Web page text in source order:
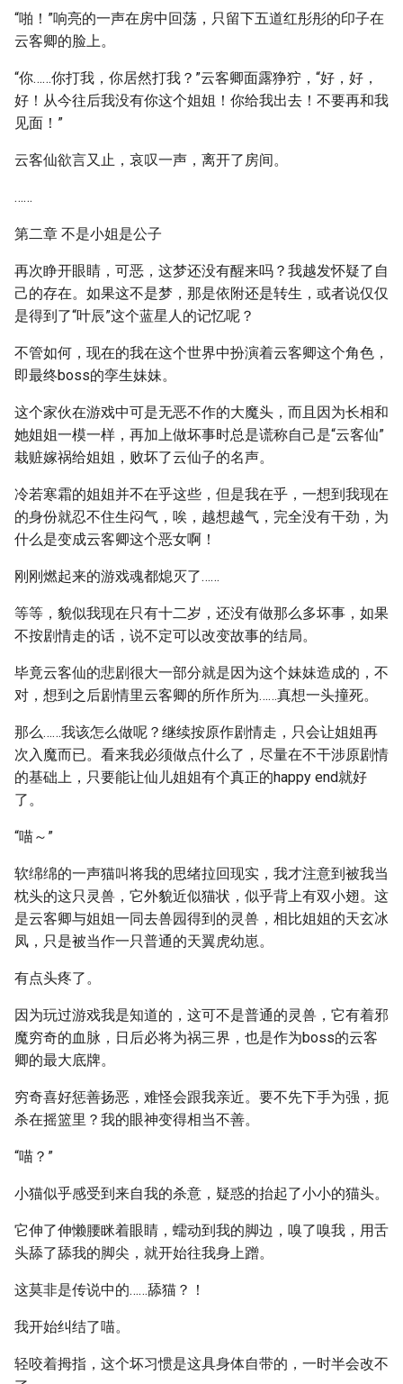
“啪！”响亮的一声在房中回荡，只留下五道红彤彤的印子在
云客卿的脸上。
“你……你打我，你居然打我？”云客卿面露狰狞，“好，好，
好！从今往后我没有你这个姐姐！你给我出去！不要再和我
见面！”
云客仙欲言又止，哀叹一声，离开了房间。
……
第二章 不是小姐是公子
再次睁开眼睛，可恶，这梦还没有醒来吗？我越发怀疑了自
己的存在。如果这不是梦，那是依附还是转生，或者说仅仅
是得到了“叶辰”这个蓝星人的记忆呢？
不管如何，现在的我在这个世界中扮演着云客卿这个角色，
即最终boss的孪生妹妹。
这个家伙在游戏中可是无恶不作的大魔头，而且因为长相和
她姐姐一模一样，再加上做坏事时总是谎称自己是“云客仙”
栽赃嫁祸给姐姐，败坏了云仙子的名声。
冷若寒霜的姐姐并不在乎这些，但是我在乎，一想到我现在
的身份就忍不住生闷气，唉，越想越气，完全没有干劲，为
什么是变成云客卿这个恶女啊！
刚刚燃起来的游戏魂都熄灭了……
等等，貌似我现在只有十二岁，还没有做那么多坏事，如果
不按剧情走的话，说不定可以改变故事的结局。
毕竟云客仙的悲剧很大一部分就是因为这个妹妹造成的，不
对，想到之后剧情里云客卿的所作所为……真想一头撞死。
那么……我该怎么做呢？继续按原作剧情走，只会让姐姐再
次入魔而已。看来我必须做点什么了，尽量在不干涉原剧情
的基础上，只要能让仙儿姐姐有个真正的happy end就好
了。
“喵～”
软绵绵的一声猫叫将我的思绪拉回现实，我才注意到被我当
枕头的这只灵兽，它外貌近似猫状，似乎背上有双小翅。这
是云客卿与姐姐一同去兽园得到的灵兽，相比姐姐的天玄冰
凤，只是被当作一只普通的天翼虎幼崽。
有点头疼了。
因为玩过游戏我是知道的，这可不是普通的灵兽，它有着邪
魔穷奇的血脉，日后必将为祸三界，也是作为boss的云客
卿的最大底牌。
穷奇喜好惩善扬恶，难怪会跟我亲近。要不先下手为强，扼
杀在摇篮里？我的眼神变得相当不善。
“喵？”
小猫似乎感受到来自我的杀意，疑惑的抬起了小小的猫头。
它伸了伸懒腰眯着眼睛，蠕动到我的脚边，嗅了嗅我，用舌
头舔了舔我的脚尖，就开始往我身上蹭。
这莫非是传说中的……舔猫？！
我开始纠结了喵。
轻咬着拇指，这个坏习惯是这具身体自带的，一时半会改不